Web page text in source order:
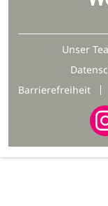
Unser
Barrierefreiheit